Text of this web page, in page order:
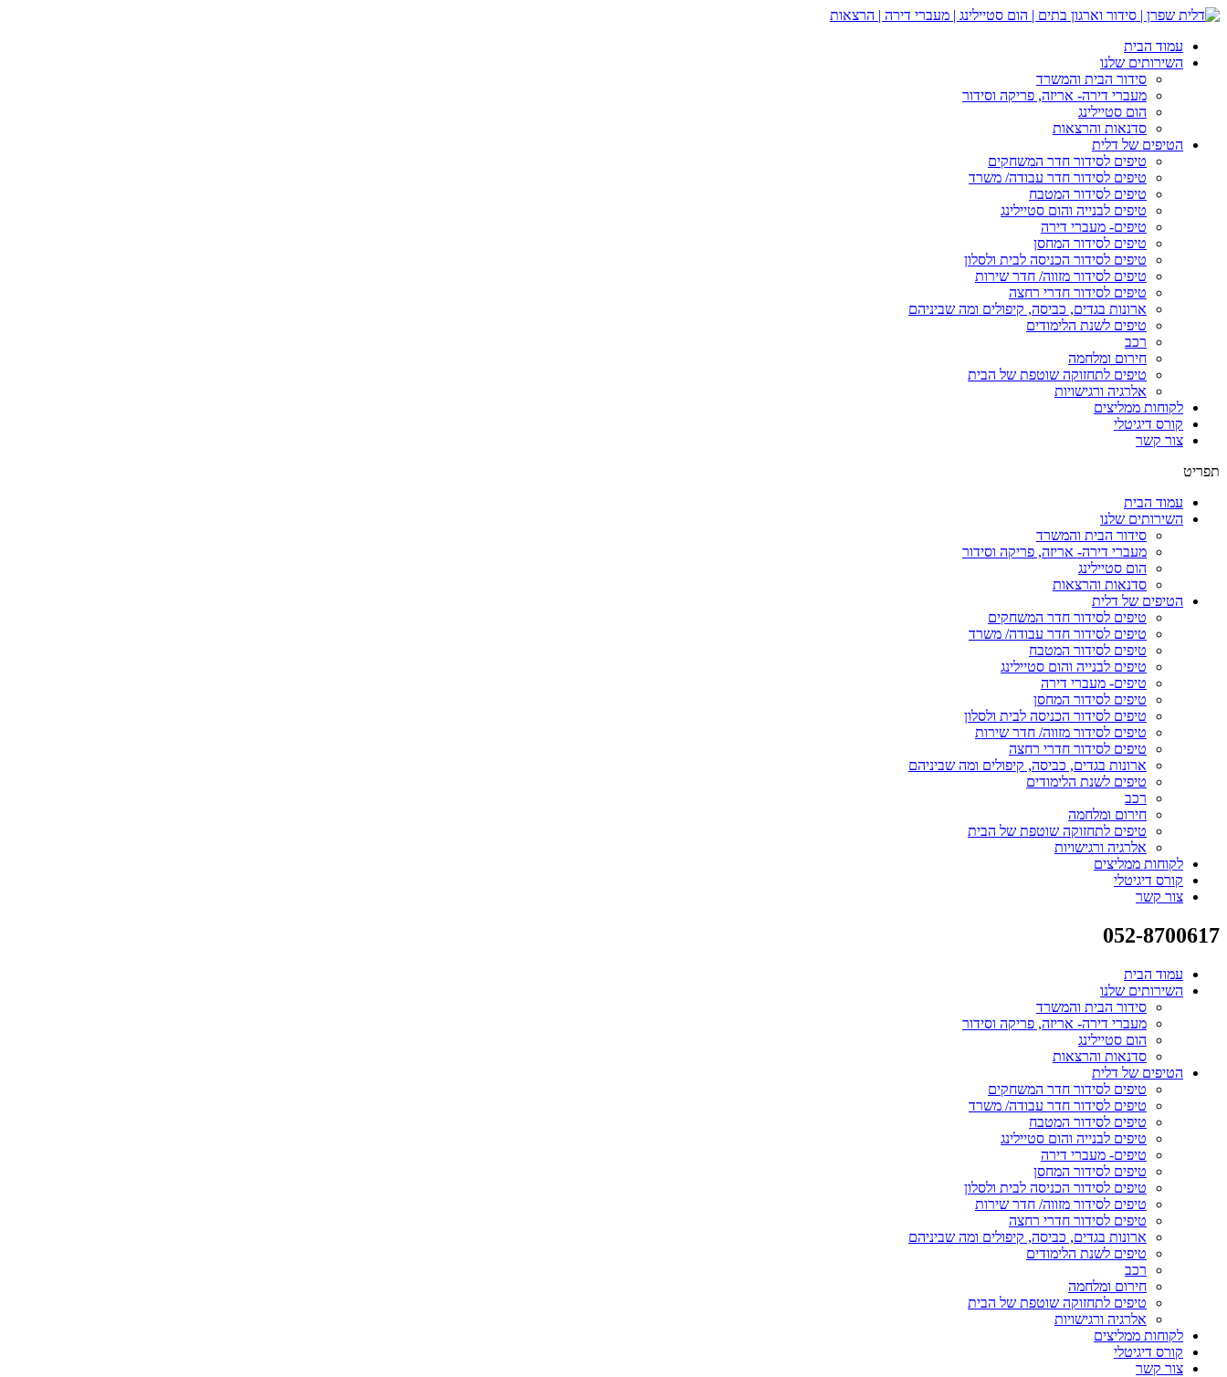
עמוד הבית
השירותים שלנו
סידור הבית והמשרד
מעברי דירה- אריזה, פריקה וסידור
הום סטיילינג
סדנאות והרצאות
הטיפים של דלית
טיפים לסידור חדר המשחקים
טיפים לסידור חדר עבודה/ משרד
טיפים לסידור המטבח
טיפים לבנייה והום סטיילינג
טיפים- מעברי דירה
טיפים לסידור המחסן
טיפים לסידור הכניסה לבית ולסלון
טיפים לסידור מזווה/ חדר שירות
טיפים לסידור חדרי רחצה
ארונות בגדים, כביסה, קיפולים ומה שביניהם
טיפים לשנת הלימודים
רכב
חירום ומלחמה
טיפים לתחזוקה שוטפת של הבית
אלרגיה ורגישויות
לקוחות ממליצים
קורס דיגיטלי
צור קשר
תפריט
עמוד הבית
השירותים שלנו
סידור הבית והמשרד
מעברי דירה- אריזה, פריקה וסידור
הום סטיילינג
סדנאות והרצאות
הטיפים של דלית
טיפים לסידור חדר המשחקים
טיפים לסידור חדר עבודה/ משרד
טיפים לסידור המטבח
טיפים לבנייה והום סטיילינג
טיפים- מעברי דירה
טיפים לסידור המחסן
טיפים לסידור הכניסה לבית ולסלון
טיפים לסידור מזווה/ חדר שירות
טיפים לסידור חדרי רחצה
ארונות בגדים, כביסה, קיפולים ומה שביניהם
טיפים לשנת הלימודים
רכב
חירום ומלחמה
טיפים לתחזוקה שוטפת של הבית
אלרגיה ורגישויות
לקוחות ממליצים
קורס דיגיטלי
צור קשר
052-8700617
עמוד הבית
השירותים שלנו
סידור הבית והמשרד
מעברי דירה- אריזה, פריקה וסידור
הום סטיילינג
סדנאות והרצאות
הטיפים של דלית
טיפים לסידור חדר המשחקים
טיפים לסידור חדר עבודה/ משרד
טיפים לסידור המטבח
טיפים לבנייה והום סטיילינג
טיפים- מעברי דירה
טיפים לסידור המחסן
טיפים לסידור הכניסה לבית ולסלון
טיפים לסידור מזווה/ חדר שירות
טיפים לסידור חדרי רחצה
ארונות בגדים, כביסה, קיפולים ומה שביניהם
טיפים לשנת הלימודים
רכב
חירום ומלחמה
טיפים לתחזוקה שוטפת של הבית
אלרגיה ורגישויות
לקוחות ממליצים
קורס דיגיטלי
צור קשר